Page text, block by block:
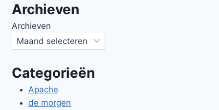
Archieven
Archieven
Categorieën
Apache
de morgen